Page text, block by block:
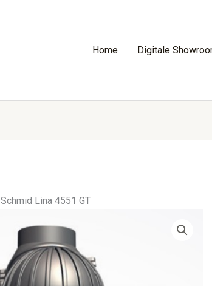
Home Digitale
Schmid Lina 4551 GT